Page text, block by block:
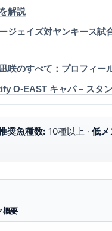
解説
ジェイズ対ヤンキース試
咲のすべて：プロフィー
O-EAST キャパ – スタ
奨魚種数: 10種以上 · 低メ
概要